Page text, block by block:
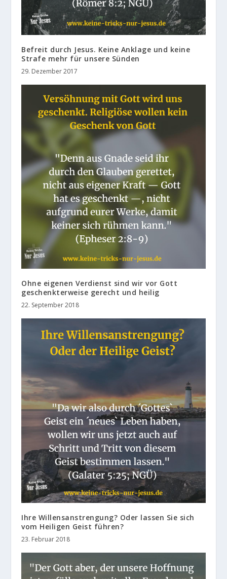
Befreit durch Jesus. Keine Anklage und keine
Strafe mehr für unsere Sünden
29. Dezember 2017
Ohne eigenen Verdienst sind wir vor Gott
geschenkterweise gerecht und heilig
22. September 2018
Ihre Willensanstrengung? Oder lassen Sie sich
vom Heiligen Geist führen?
23. Februar 2018